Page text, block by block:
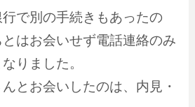
で別の手続きもあったの
はお会いせず電話連絡のみ
りました。
とお会いしたのは、内見・